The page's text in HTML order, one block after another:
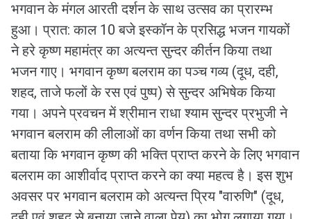
भगवान के मंगल आरती दर्शन के साथ उत्सव का प्रारम्भ
हुआ। प्रात: काल 10 बजे इस्कॉन के प्रसिद्ध भजन गायकों
ने हरे कृष्ण महामंत्र का अत्यन्त सुन्दर कीर्तन किया तथा
भजन गाए। भगवान कृष्ण बलराम का पञ्च गव्य (दूध, दही,
शहद, ताजे फलों के रस एवं पुष्प) से सुन्दर अभिषेक किया
गया। अपने प्रवचन में श्रीमान राधा श्याम सुन्दर प्रभुजी ने
भगवान बलराम की लीलाओं का वर्णन किया तथा सभी को
बताया कि भगवान कृष्ण की भक्ति प्राप्त करने के लिए भगवान
बलराम का आशीर्वाद प्राप्त करने का क्या महत्व है। इस शुभ
अवसर पर भगवान बलराम को अत्यन्त प्रिय "वारुणि" (दूध,